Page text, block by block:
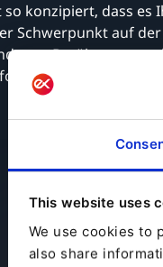
This website uses
We use cookies to
also share
so konzipiert, dass
Schwerpunkt auf
Headless